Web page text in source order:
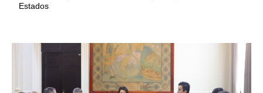
Estados